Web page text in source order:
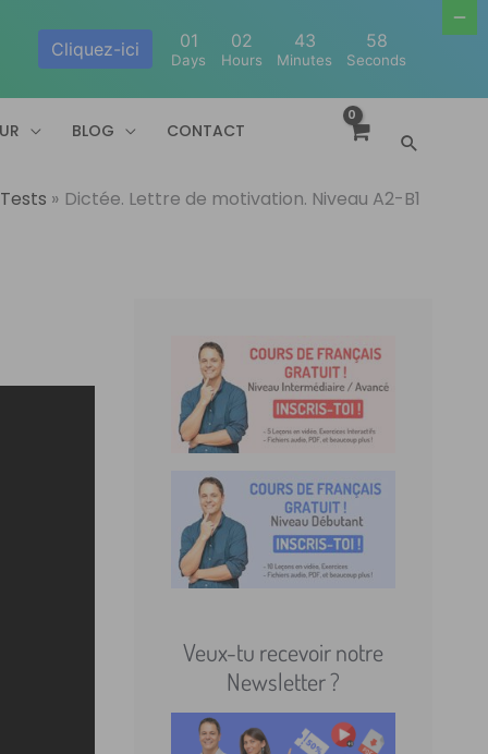
BLOG CONTACT
Dictée. Lettre de motivation. Niveau A2-B1
Veux-tu recevoir notre
Newsletter ?
Cliquez-ici 01
Days
02
Hours
43
Minutes
57
Seconds